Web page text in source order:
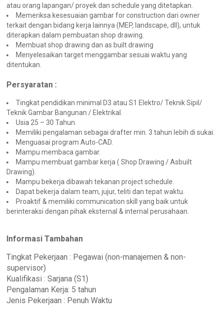
atau orang lapangan/ proyek dan schedule yang ditetapkan.
Memeriksa kesesuaian gambar for construction dari owner
terkait dengan bidang kerja lainnya (MEP, landscape, dll), untuk
diterapkan dalam pembuatan shop drawing.
Membuat shop drawing dan as built drawing
Menyelesaikan target menggambar sesuai waktu yang
ditentukan.
Persyaratan :
Tingkat pendidikan minimal D3 atau S1 Elektro/ Teknik Sipil/
Teknik Gambar Bangunan / Elektrikal.
Usia 25 – 30 Tahun.
Memiliki pengalaman sebagai drafter min. 3 tahun lebih di sukai.
Menguasai program Auto-CAD.
Mampu membaca gambar.
Mampu membuat gambar kerja ( Shop Drawing / Asbuilt
Drawing).
Mampu bekerja dibawah tekanan project schedule.
Dapat bekerja dalam team, jujur, teliti dan tepat waktu.
Proaktif & memiliki communication skill yang baik untuk
berinteraksi dengan pihak eksternal & internal perusahaan.
Informasi Tambahan
Tingkat Pekerjaan : Pegawai (non-manajemen & non-
supervisor)
Kualifikasi : Sarjana (S1)
Pengalaman Kerja: 5 tahun
Jenis Pekerjaan : Penuh Waktu